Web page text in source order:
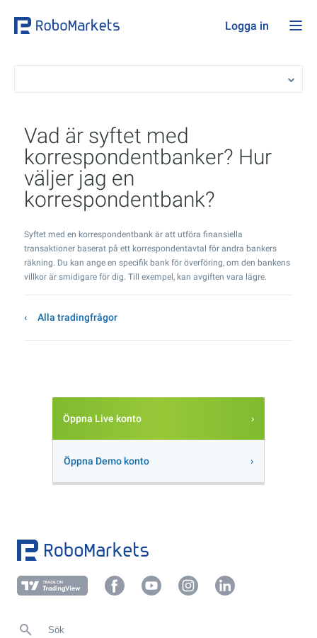
Logga in
Vad är syftet med
korrespondentbanker? Hur
väljer jag en
korrespondentbank?
Syftet med en korrespondentbank är att utföra finansiella
transaktioner baserat på ett korrespondentavtal för andra bankers
räkning. Du kan ange en specifik bank för överföring, om den bankens
villkor är smidigare för dig. Till exempel, kan avgiften vara lägre.
Alla tradingfrågor
Öppna Live konto
Öppna Demo konto